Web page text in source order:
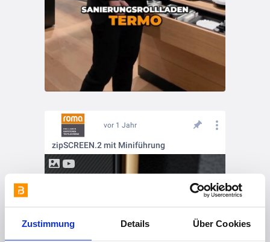
Zustimmung Details Über Cookies
vor 1 Jahr
zipSCREEN.2 mit Miniführung